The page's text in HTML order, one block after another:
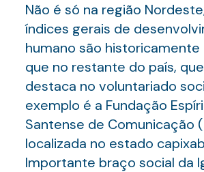
Não é só na região
índices gerais de
humano são historicamente
que no restante do país, que
destaca no voluntariado
exemplo é a Fundação
Santense de Comunicação
localizada no estado
Importante braço social da